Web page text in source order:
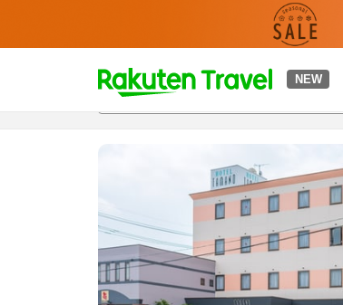
NEW
t
p
s
a
r
c
개요객실 & 숙박 상품이용 후기 하이라이트